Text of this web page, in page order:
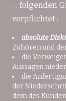
… folgenden
verpflichtet :
absolute
Zuhören und
die
Aussagen
die
der
dem des